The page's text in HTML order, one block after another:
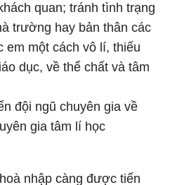
quan; tránh tình trạng
trường hay bản thân các
em một cách vô lí, thiếu
dục, về thể chất và tâm
đội ngũ chuyên gia về
gia tâm lí học
nhập càng được tiến